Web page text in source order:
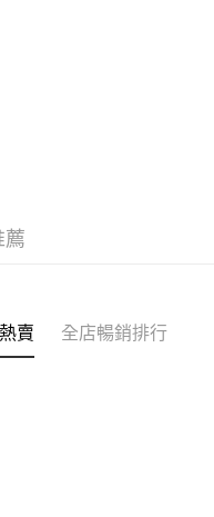
薦
賣 全店暢銷排行